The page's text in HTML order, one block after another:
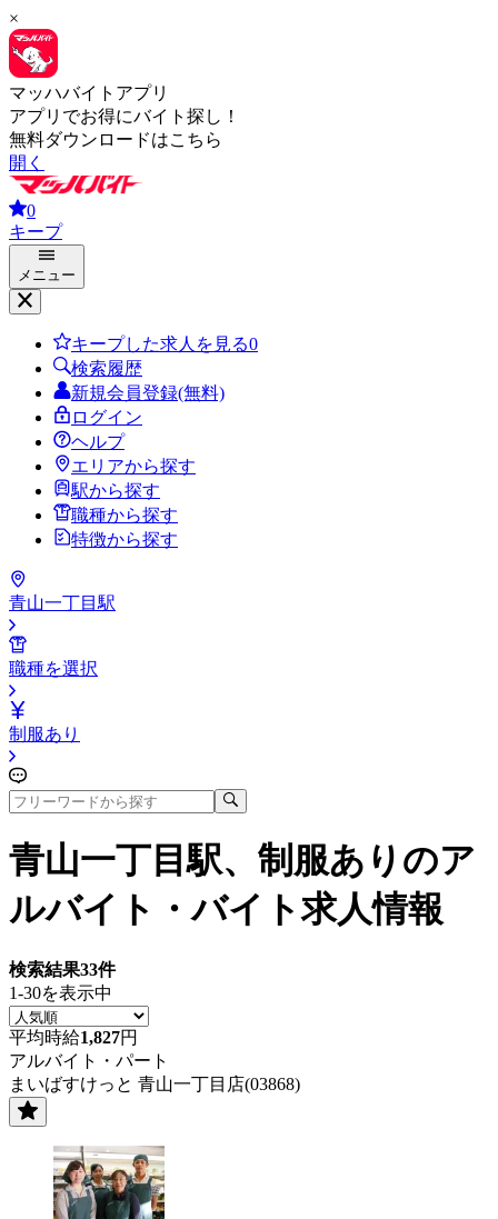
×
マッハバイトアプリ
アプリでお得にバイト探し！
無料ダウンロードはこちら
開く
0
キープ
メニュー
キープした求人を見る0
検索履歴
新規会員登録(無料)
ログイン
ヘルプ
エリアから探す
駅から探す
職種から探す
特徴から探す
青山一丁目駅
職種を選択
制服あり
青山一丁目駅、制服あり のア
ルバイト・バイト求人情報
検索結果33件
1-30を表示中
平均時給1,827円
アルバイト・パート
まいばすけっと 青山一丁目店(03868)